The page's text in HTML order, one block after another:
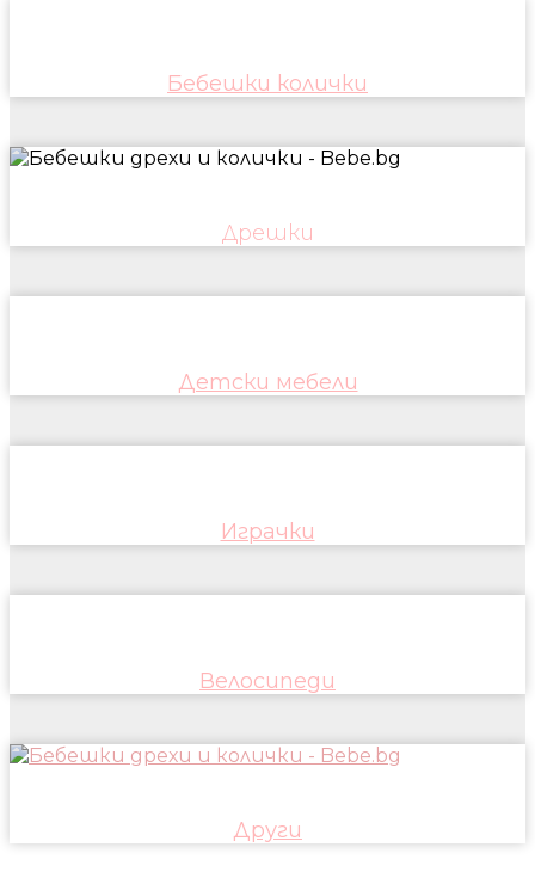
Бебешки колички
Дрешки
Детски мебели
Играчки
Велосипеди
Други